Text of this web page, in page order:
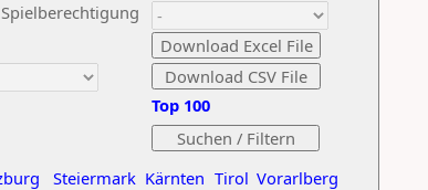
Spielberechtigung
Steiermark Kärnten Tirol Vorarlberg
Top 100